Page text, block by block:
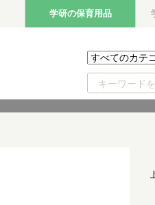
学研の保育用品